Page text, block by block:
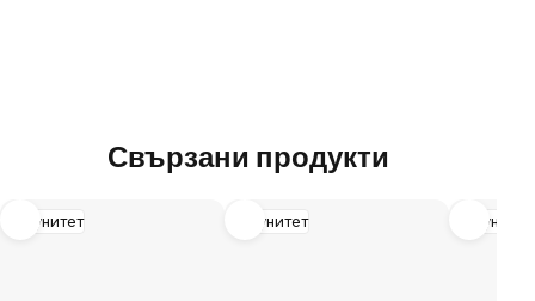
Свързани продукти
Имунитет Имунитет Имунитет